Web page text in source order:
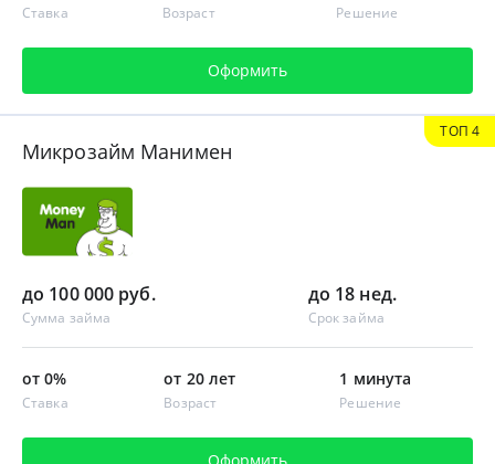
Ставка Возраст Решение
Оформить
Микрозайм Манимен
до 100 000 руб.
Сумма займа
до 18 нед.
Срок займа
от 0%
Ставка
от 20 лет
Возраст
1 минута
Решение
ТОП 4